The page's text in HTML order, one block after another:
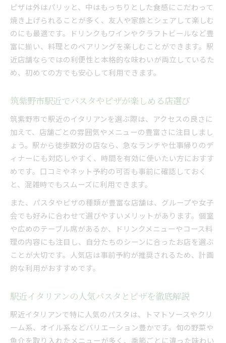
ピザは外はパリッと、中はもっちりとした食感にこだわって
焼き上げられることが多く、友人や家族とシェアして楽しむ
のにも最適です。ドリンクもワインやクラフトビールなど豊
富に揃い、料理とのペアリングを楽しむことができます。駅
近店舗ならではの利便性と本格的な味わいが両立しているた
め、初めての方でも安心して利用できます。
筑紫野市駅近でパスタやピザが楽しめる店選び
筑紫野市で駅近のイタリアンを選ぶ際は、アクセスの良さに
加えて、店舗ごとの雰囲気やメニューの豊富さに注目しまし
ょう。駅から徒歩数分の店なら、急なランチや仕事帰りのデ
ィナーにも対応しやすく、時間を有効に使いたい方におすす
めです。口コミやネット予約の可否も事前に確認しておく
と、混雑時でもスムーズに利用できます。
また、パスタやピザの種類が豊富な店舗は、グループや女子
会でも好みに合わせて選びやすいメリットがあります。個室
や広めのテーブル席があるか、ドリンクメニューやコース料
理の内容にも注目し、自分たちのシーンに合ったお店を選ぶ
ことが大切です。人気店は事前予約が推奨されるため、計画
的な利用がおすすめです。
駅近イタリアンの人気パスタとピザを徹底解説
駅近イタリアンで特に人気のパスタは、トマトソースやクリ
ーム系、オイル系などバリエーション豊かです。旬の野菜や
魚介を取り入れたメニューが多く、季節ごとに違った味わい